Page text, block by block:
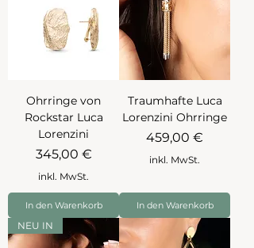
Ohrringe von
Rockstar Luca
Lorenzini
Preis
345,00 €
inkl. MwSt.
In den Warenkorb
Traumhafte Luca
Lorenzini Ohrringe
Preis
459,00 €
inkl. MwSt.
In den Warenkorb
NEU IN